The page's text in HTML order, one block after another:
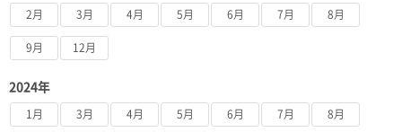
2月 3月 4月 5月 6月 7月 8月
9月 12月
2024年
1月 3月 4月 5月 6月 7月 8月